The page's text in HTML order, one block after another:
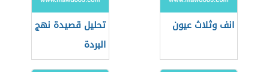
انف وثلاث عيون
تحليل قصيدة نهج
البردة